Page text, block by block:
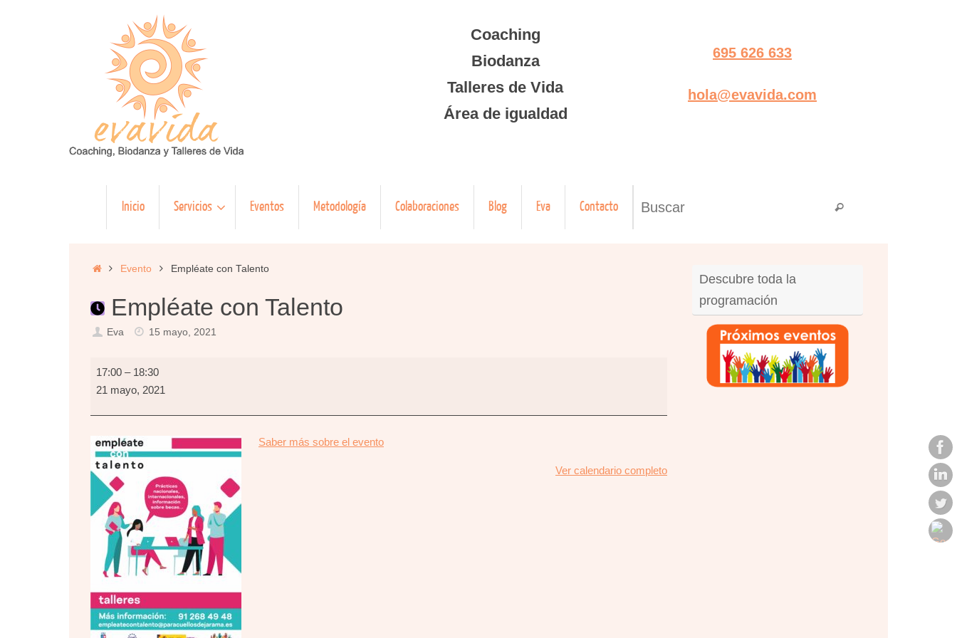
Coaching
Biodanza
Talleres de Vida
Área de igualdad
695 626 633
hola@evavida.com
Inicio Servicios Eventos Metodología Colaboraciones Blog Eva Contacto Buscar
InicioEvento Empléate con Talento
Empléate con Talento
Eva 15 mayo, 2021
Empléate
con
17:00 – 18:30
21 mayo, 2021
Saber más sobre el eventoabout
Ver calendario completo
Descubre toda la
programación